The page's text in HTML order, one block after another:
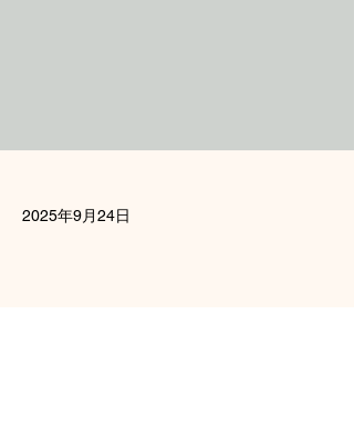
2025年9月24日